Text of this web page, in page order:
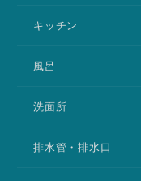
キッチン
風呂
洗面所
排水管・排水口